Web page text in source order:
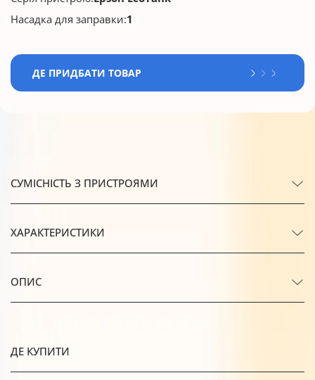
Насадка для заправки:1
ДЕ ПРИДБАТИ ТОВАР
СУМІСНІСТЬ З ПРИСТРОЯМИ
ХАРАКТЕРИСТИКИ
ОПИС
ДЕ КУПИТИ